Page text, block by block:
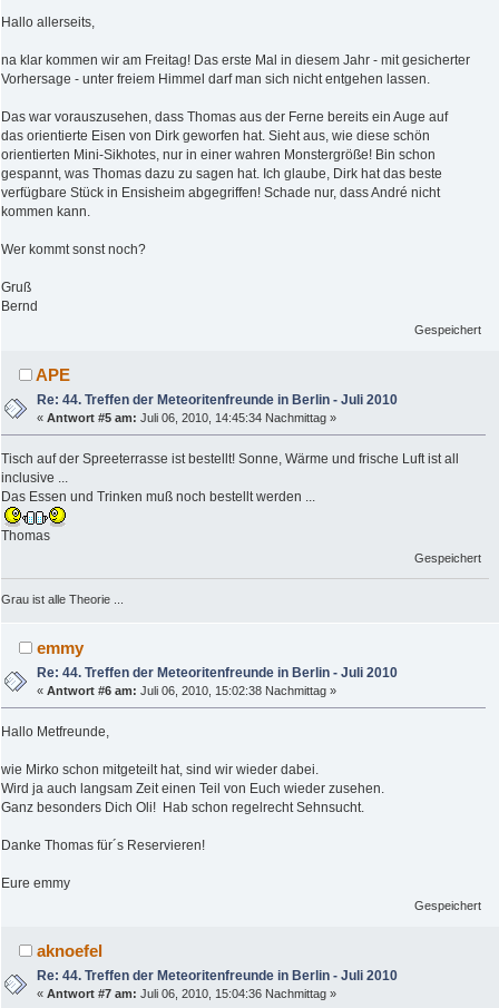
Hallo allerseits,
na klar kommen wir am Freitag! Das erste Mal in diesem Jahr - mit gesicherter
Vorhersage - unter freiem Himmel darf man sich nicht entgehen lassen.
Das war vorauszusehen, dass Thomas aus der Ferne bereits ein Auge auf
das orientierte Eisen von Dirk geworfen hat. Sieht aus, wie diese schön
orientierten Mini-Sikhotes, nur in einer wahren Monstergröße! Bin schon
gespannt, was Thomas dazu zu sagen hat. Ich glaube, Dirk hat das beste
verfügbare Stück in Ensisheim abgegriffen! Schade nur, dass André nicht
kommen kann.
Wer kommt sonst noch?
Gruß
Bernd
Gespeichert
APE
Re: 44. Treffen der Meteoritenfreunde in Berlin - Juli 2010
«Antwort #5 am: Juli 06, 2010, 14:45:34 Nachmittag »
Tisch auf der Spreeterrasse ist bestellt! Sonne, Wärme und frische Luft ist all
inclusive ...
Das Essen und Trinken muß noch bestellt werden ...
Thomas
Gespeichert
Grau ist alle Theorie ...
emmy
Re: 44. Treffen der Meteoritenfreunde in Berlin - Juli 2010
«Antwort #6 am: Juli 06, 2010, 15:02:38 Nachmittag »
Hallo Metfreunde,
wie Mirko schon mitgeteilt hat, sind wir wieder dabei.
Wird ja auch langsam Zeit einen Teil von Euch wieder zusehen.
Ganz besonders Dich Oli! Hab schon regelrecht Sehnsucht.
Danke Thomas für´s Reservieren!
Eure emmy
Gespeichert
aknoefel
Re: 44. Treffen der Meteoritenfreunde in Berlin - Juli 2010
«Antwort #7 am: Juli 06, 2010, 15:04:36 Nachmittag »